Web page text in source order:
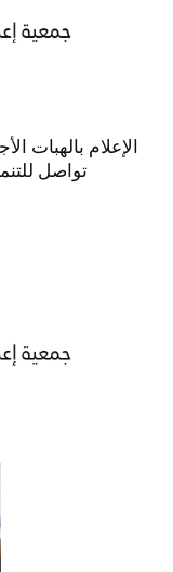
الإعلام بالهبات
تواصل للتنمية